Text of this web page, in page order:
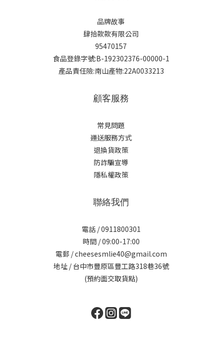
品牌故事
肆拾款款有限公司
95470157
食品登錄字號:B-192302376-00000-1
產品責任險:南山產物:22A0033213
顧客服務
常見問題
運送服務方式
退換貨政策
防詐騙宣導
隱私權政策
聯絡我們
電話 / 0911800301
時間 / 09:00-17:00
電郵 / cheesesmlie40@gmail.com
地址 / 台中市豐原區豐工路318巷36號
(預約面交取貨點)